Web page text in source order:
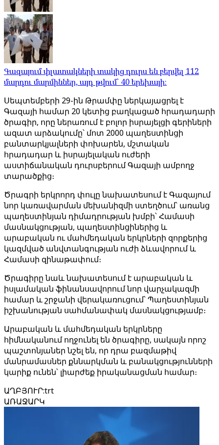
Գազայում փլատակների տակից դուրս են բերվել 112
մարդու մարմիններ, այդ թվում՝ 40 երեխայի։
Սեպտեմբերի 29-ին Թրամփը ներկայացրել է
Գազայի համար 20 կետից բաղկացած հրադադարի
ծրագիր, որը ներառում է բոլոր իսրայելցի գերիների
ազատ արձակումը՝ մոտ 2000 պաղեստինցի
բանտարկյալների փոխարեն, մշտական
հրադադար և իսրայելական ուժերի
աստիճանական դուրսբերում Գազայի ամբողջ
տարածքից։
Ծրագրի երկրորդ փուլը նախատեսում է Գազայում
նոր կառավարման մեխանիզմի ստեղծում՝ առանց
պաղեստինյան դիմադրության խմբի՝ Համասի
մասնակցության, պաղեստինցիներից և
արաբական ու մահմեդական երկրների զորքերից
կազմված անվտանգության ուժի ձևավորում և
Համասի զինաթափում։
Ծրագիրը նաև նախատեսում է արաբական և
իսլամական ֆինանսավորում նոր վարչակազմի
համար և շրջանի վերակառուցում՝ Պաղեստինյան
իշխանության սահմանափակ մասնակցությամբ։
Արաբական և մահմեդական երկրները
հիմնականում ողջունել են ծրագիրը, սակայն որոշ
պաշտոնյաներ նշել են, որ դրա բազմաթիվ
մանրամասներ քննարկման և բանակցությունների
կարիք ունեն՝ լիարժեք իրականացման համար։
ԱՂԲՅՈՒՐ:trt
ԱՌԱՋԱՐԿ